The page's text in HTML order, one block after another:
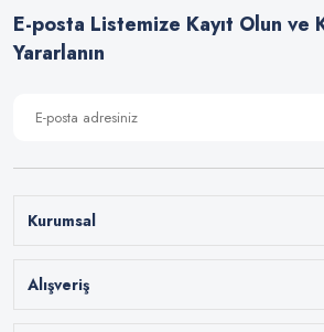
E-posta Listemize Kayıt Olun ve
Yararlanın
Kurumsal
Alışveriş